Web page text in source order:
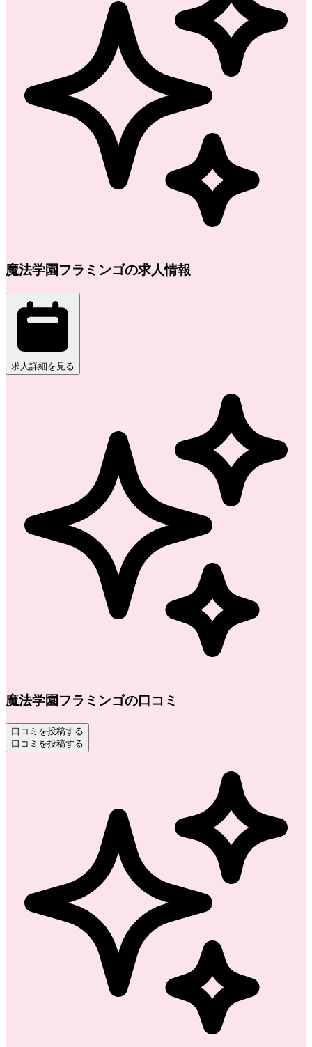
魔法学園フラミンゴの求人情報
求人詳細を見る
魔法学園フラミンゴの口コミ
口コミを投稿する
口コミを投稿する